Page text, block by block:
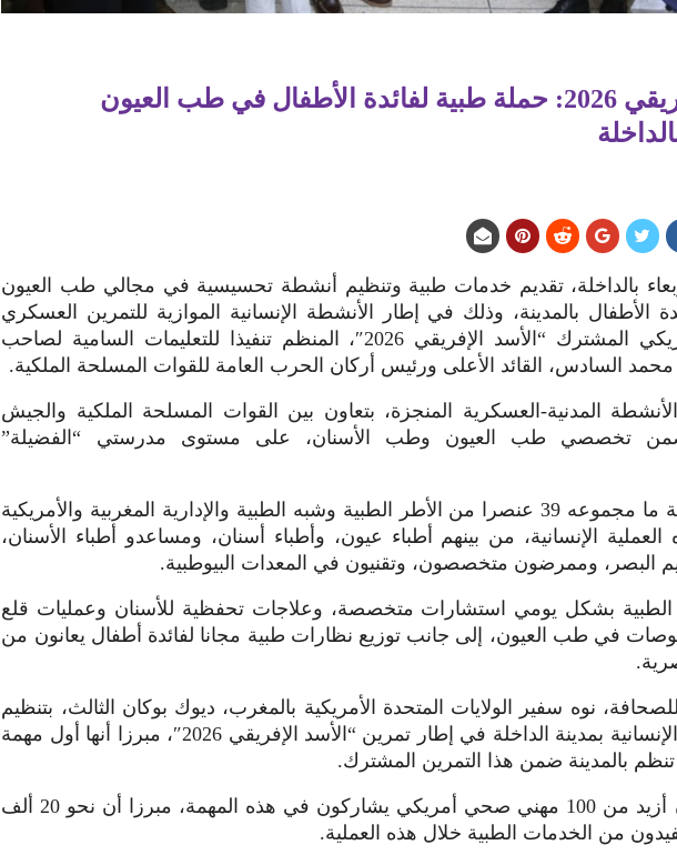
الأسد الإفريقي 2026: حملة طبية لفائدة الأطفال في طب العيون
بالداخلة، تقديم خدمات طبية وتنظيم أنشطة تحسيسية في مجالي طب العيون
الأطفال بالمدينة، وذلك في إطار الأنشطة الإنسانية الموازية للتمرين العسكري
المغربي-الأمريكي المشترك “الأسد الإفريقي 2026″، المنظم تنفيذا للتعليمات السامية لصاحب
محمد السادس، القائد الأعلى ورئيس أركان الحرب العامة للقوات المسلحة الملكية.
المدنية-العسكرية المنجزة، بتعاون بين القوات المسلحة الملكية والجيش
ضمن تخصصي طب العيون وطب الأسنان، على مستوى مدرستي “الفضيلة”
وقد تمت تعبئة ما مجموعه 39 عنصرا من الأطر الطبية وشبه الطبية والإدارية المغربية والأمريكية
الإنسانية، من بينهم أطباء عيون، وأطباء أسنان، ومساعدو أطباء الأسنان،
البصر، وممرضون متخصصون، وتقنيون في المعدات البيوطبية.
الطبية بشكل يومي استشارات متخصصة، وعلاجات تحفظية للأسنان وعمليات قلع
في طب العيون، إلى جانب توزيع نظارات طبية مجانا لفائدة أطفال يعانون من
نوه سفير الولايات المتحدة الأمريكية بالمغرب، ديوك بوكان الثالث، بتنظيم
هذه المبادرة الإنسانية بمدينة الداخلة في إطار تمرين “الأسد الإفريقي 2026″، مبرزا أنها أول مهمة
بالمدينة ضمن هذا التمرين المشترك.
وأشار إلى أن أزيد من 100 مهني صحي أمريكي يشاركون في هذه المهمة، مبرزا أن نحو 20 ألف
من الخدمات الطبية خلال هذه العملية.